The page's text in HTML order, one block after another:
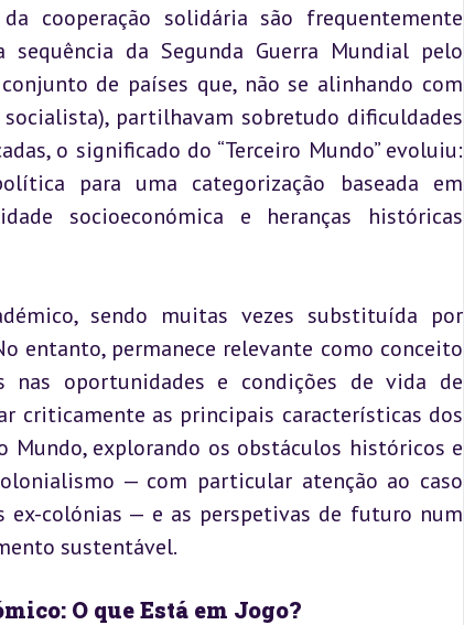
cooperação solidária são frequentemente
da Segunda Guerra Mundial pelo
de países que, não se alinhando com
partilhavam sobretudo dificuldades
o significado do “Terceiro Mundo” evoluiu:
para uma categorização baseada em
socioeconómica e heranças históricas
sendo muitas vezes substituída por
entanto, permanece relevante como conceito
nas oportunidades e condições de vida de
criticamente as principais características dos
Mundo, explorando os obstáculos históricos e
— com particular atenção ao caso
colónias — e as perspetivas de futuro num
sustentável.
O que Está em Jogo?